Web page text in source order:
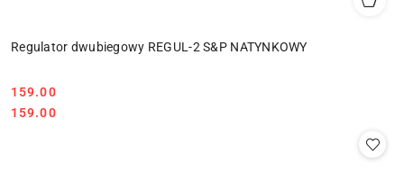
Regulator dwubiegowy REGUL-2 S&P NATYNKOWY
Cena:
159.00
Cena:
159.00